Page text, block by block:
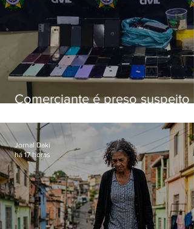
Comerciante é preso suspeito
loja
Jornal Daki
há 17 horas